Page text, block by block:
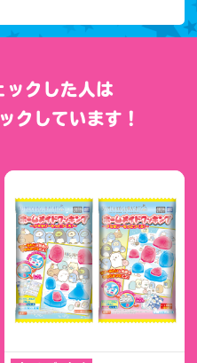
ックした人は
クしています！